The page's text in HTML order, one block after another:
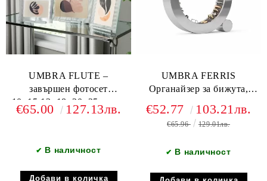
UMBRA FLUTE –
завършен фотосет
10×15,13×18, 20×25, хром
€65.00 127.13лв.
✔ В наличност
UMBRA FERRIS
Органайзер за бижута,
€52.77 103.21лв.
€65.96 129.01лв.
✔ В наличност